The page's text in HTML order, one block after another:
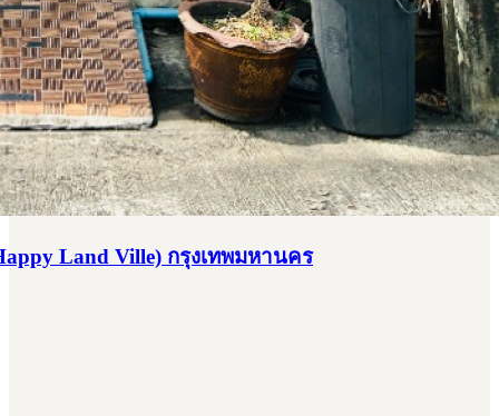
Land Ville) กรุงเทพมหานคร